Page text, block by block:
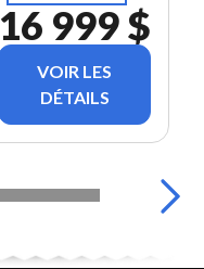
16 999 $
VOIR LES
DÉTAILS